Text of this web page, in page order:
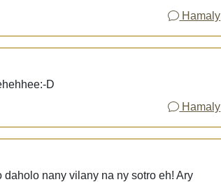
Hamaly
D
Hamaly
nany vilany na ny sotro eh! Ary